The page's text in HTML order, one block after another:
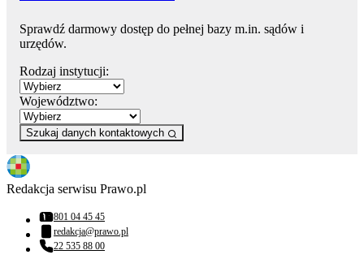
Sprawdź darmowy dostęp do pełnej bazy m.in. sądów i
urzędów.
Rodzaj instytucji:
Województwo:
Szukaj danych kontaktowych
Redakcja serwisu Prawo.pl
Numer telefonu:
801 04 45 45
Adres email:
redakcja@prawo.pl
Numer telefonu:
22 535 88 00